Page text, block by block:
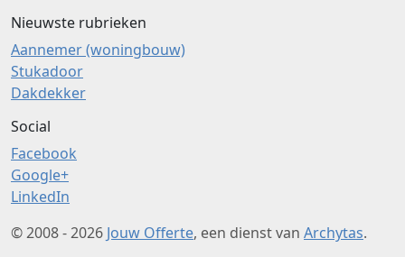
Nieuwste rubrieken
Aannemer (woningbouw)
Stukadoor
Dakdekker
Social
Facebook
Google+
LinkedIn
© 2008 - 2026 Jouw Offerte, een dienst van Archytas.